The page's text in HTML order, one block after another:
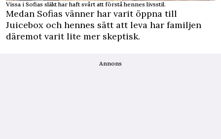
Vissa i Sofias släkt har haft svårt att förstå hennes livsstil.
Medan Sofias vänner har varit öppna till
Juicebox och hennes sätt att leva har familjen
däremot varit lite mer skeptisk.
Annons